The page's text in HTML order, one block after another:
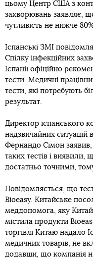
цьому Центр США з
захворювань заявляє,
чутливість не нижче
Іспанські ЗМІ
Спілку інфекційних
Іспанії офіційно
тести. Медичні
тести, які потребують
результат.
Директор іспанського
надзвичайних ситуацій
Фернандо Сімон заявив,
таких тестів і виявили,
достатньо точними,
Повідомляється, що
Bioeasy. Китайське
меддопомога, яку
містила продукти
торгівлі Китаю надало
медичних товарів, не
додавши, що компанія